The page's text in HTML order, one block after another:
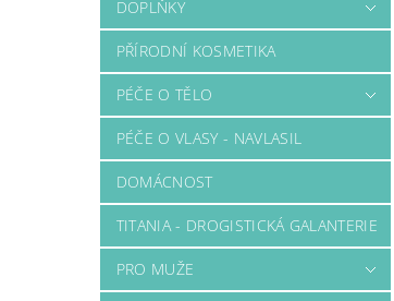
DOPLŇKY
PŘÍRODNÍ KOSMETIKA
PÉČE O TĚLO
PÉČE O VLASY - NAVLASIL
DOMÁCNOST
TITANIA - DROGISTICKÁ GALANTERIE
PRO MUŽE